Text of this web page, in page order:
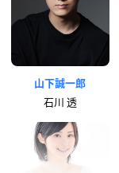
山下誠一郎
石川 透